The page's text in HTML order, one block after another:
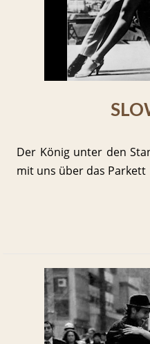
Der König unter den
mit uns über das Parkett